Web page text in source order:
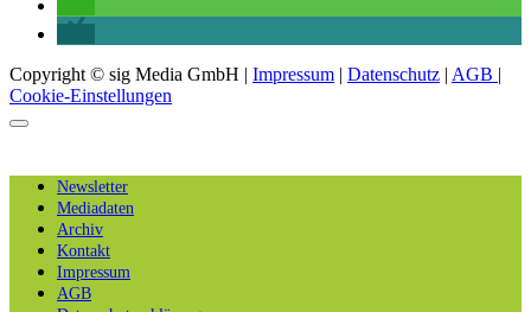
Copyright © sig Media GmbH | Impressum | Datenschutz | AGB |
Cookie-Einstellungen
Newsletter
Mediadaten
Archiv
Kontakt
Impressum
AGB